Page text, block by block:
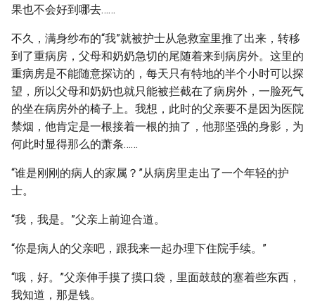
果也不会好到哪去……
不久，满身纱布的“我”就被护士从急救室里推了出来，转移
到了重病房，父母和奶奶急切的尾随着来到病房外。这里的
重病房是不能随意探访的，每天只有特地的半个小时可以探
望，所以父母和奶奶也就只能被拦截在了病房外，一脸死气
的坐在病房外的椅子上。我想，此时的父亲要不是因为医院
禁烟，他肯定是一根接着一根的抽了，他那坚强的身影，为
何此时显得那么的萧条……
“谁是刚刚的病人的家属？”从病房里走出了一个年轻的护
士。
“我，我是。”父亲上前迎合道。
“你是病人的父亲吧，跟我来一起办理下住院手续。”
“哦，好。”父亲伸手摸了摸口袋，里面鼓鼓的塞着些东西，
我知道，那是钱。